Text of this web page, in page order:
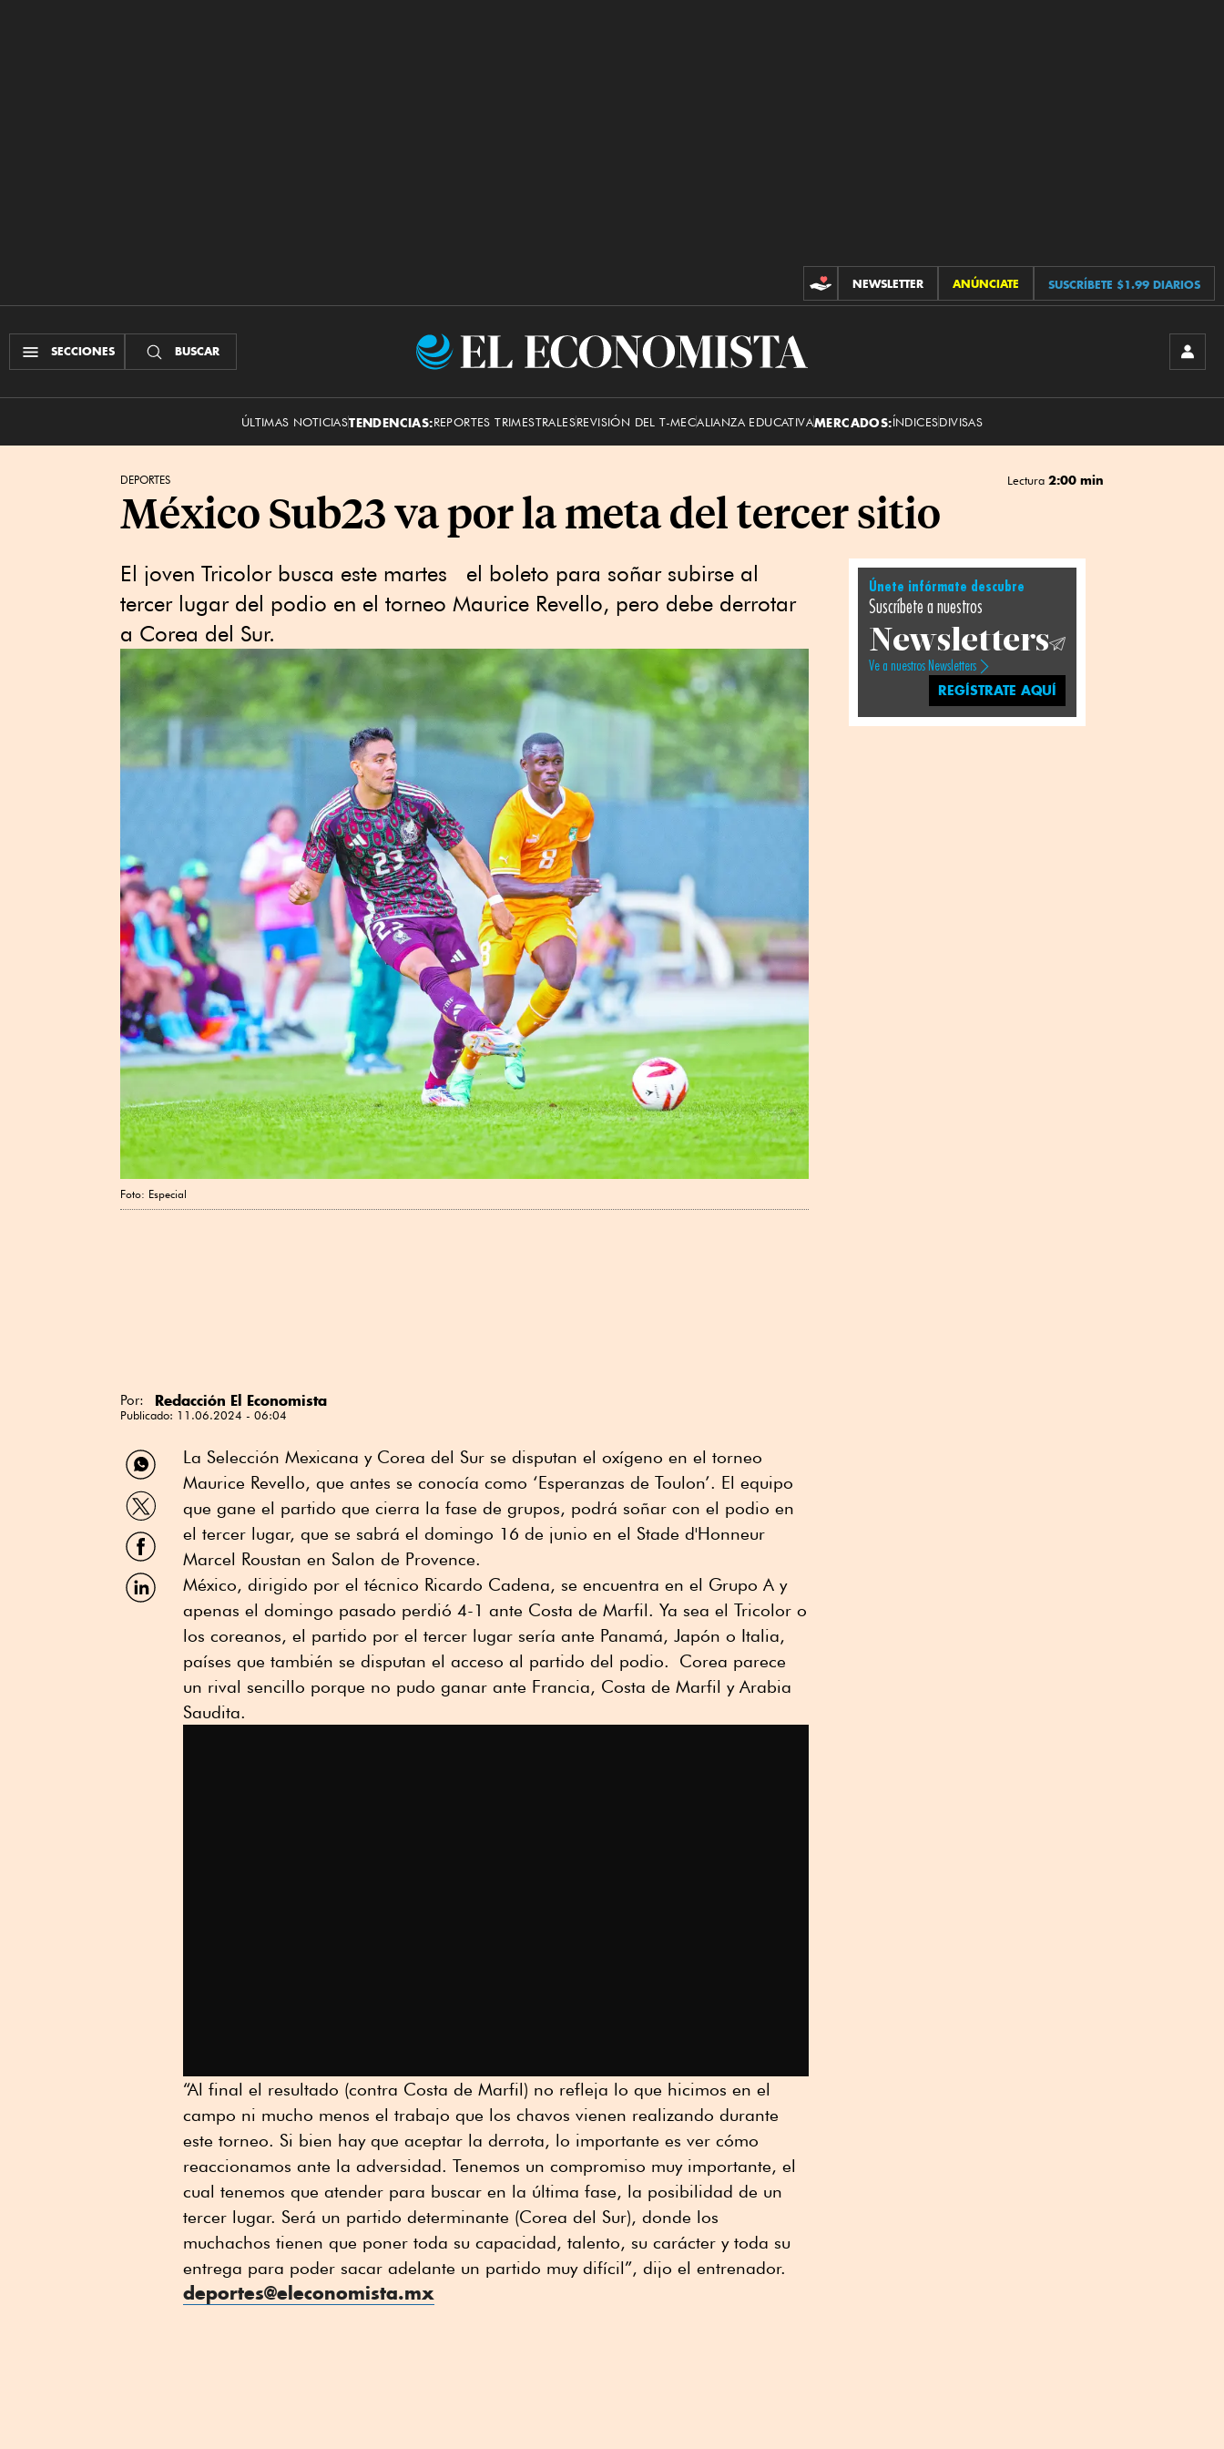
CONTRIBUCIONES
NEWSLETTER ANÚNCIATE SUSCRÍBETE $1.99 DIARIOS
SECCIONES BUSCAR
El
ÚLTIMAS NOTICIASTENDENCIAS:REPORTES TRIMESTRALESREVISIÓN DEL T-MECALIANZA EDUCATIVAMERCADOS:ÍNDICESDIVISAS
DEPORTES Lectura 2:00 min
México Sub23 va por la meta del tercer sitio
El joven Tricolor busca este martes el boleto para soñar subirse al
tercer lugar del podio en el torneo Maurice Revello, pero debe derrotar
a Corea del Sur.
Foto: Especial
Por: Redacción El Economista
Publicado: 11.06.2024 - 06:04
Compartir
por
WhatsApp
Compartir
por
Twitter
Compartir
por
Facebook
Compartir
por
La Selección Mexicana y Corea del Sur se disputan el oxígeno en el torneo
Maurice Revello, que antes se conocía como ‘Esperanzas de Toulon’. El equipo
que gane el partido que cierra la fase de grupos, podrá soñar con el podio en
el tercer lugar, que se sabrá el domingo 16 de junio en el Stade d'Honneur
Marcel Roustan en Salon de Provence.
México, dirigido por el técnico Ricardo Cadena, se encuentra en el Grupo A y
apenas el domingo pasado perdió 4-1 ante Costa de Marfil. Ya sea el Tricolor o
los coreanos, el partido por el tercer lugar sería ante Panamá, Japón o Italia,
países que también se disputan el acceso al partido del podio. Corea parece
un rival sencillo porque no pudo ganar ante Francia, Costa de Marfil y Arabia
Saudita.
“Al final el resultado (contra Costa de Marfil) no refleja lo que hicimos en el
campo ni mucho menos el trabajo que los chavos vienen realizando durante
este torneo. Si bien hay que aceptar la derrota, lo importante es ver cómo
reaccionamos ante la adversidad. Tenemos un compromiso muy importante, el
cual tenemos que atender para buscar en la última fase, la posibilidad de un
tercer lugar. Será un partido determinante (Corea del Sur), donde los
muchachos tienen que poner toda su capacidad, talento, su carácter y toda su
entrega para poder sacar adelante un partido muy difícil”, dijo el entrenador.
deportes@eleconomista.mx
Únete infórmate descubre
Suscríbete a nuestros
Newsletters
Ve a nuestros Newsletters
REGÍSTRATE AQUÍ